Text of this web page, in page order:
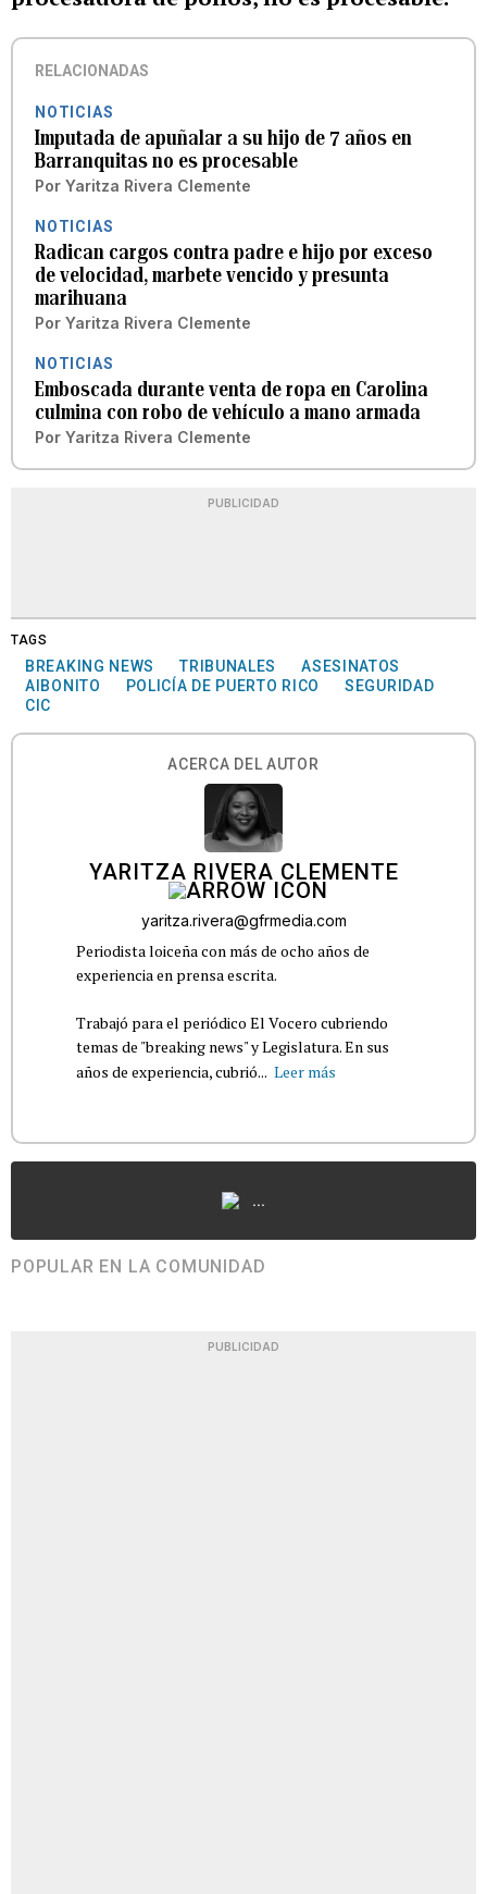
RELACIONADAS
NOTICIAS
Imputada de apuñalar a su hijo de 7 años en
Barranquitas no es procesable
Por Yaritza Rivera Clemente
NOTICIAS
Radican cargos contra padre e hijo por exceso
de velocidad, marbete vencido y presunta
marihuana
Por Yaritza Rivera Clemente
NOTICIAS
Emboscada durante venta de ropa en Carolina
culmina con robo de vehículo a mano armada
Por Yaritza Rivera Clemente
PUBLICIDAD
TAGS
BREAKING NEWS TRIBUNALES
ASESINATOS
AIBONITO
POLICÍA DE PUERTO RICO
SEGURIDAD
CIC
ACERCA DEL AUTOR
YARITZA RIVERA CLEMENTE
yaritza.rivera@gfrmedia.com
Periodista loiceña con más de ocho años de
experiencia en prensa escrita.
Trabajó para el periódico El Vocero cubriendo
temas de "breaking news" y Legislatura. En sus
años de experiencia, cubrió... Leer más
...
POPULAR EN LA COMUNIDAD
PUBLICIDAD